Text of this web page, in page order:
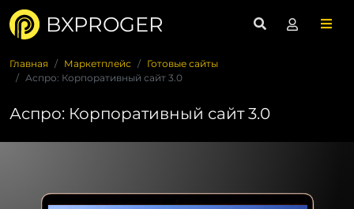
BXPROGER
Главная Маркетплейс
Готовые сайты
Аспро: Корпоративный сайт 3.0
Аспро: Корпоративный сайт 3.0